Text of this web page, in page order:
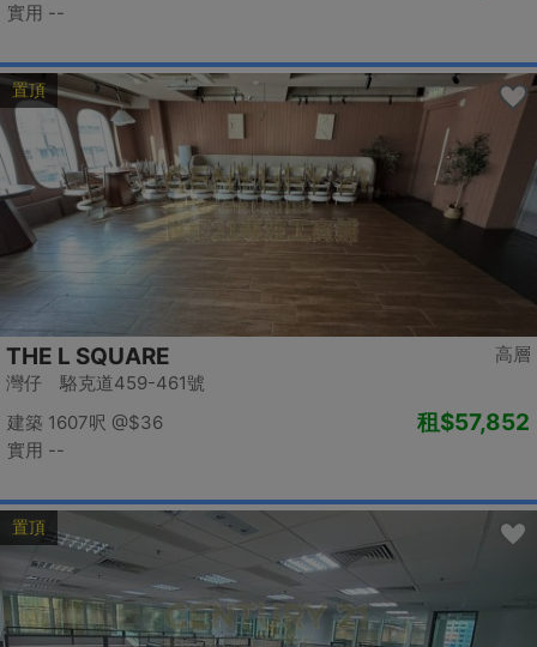
實用 --
置頂
高層
THE L SQUARE
灣仔 駱克道459-461號
建築 1607呎 @$36
實用 --
租$57,852
置頂